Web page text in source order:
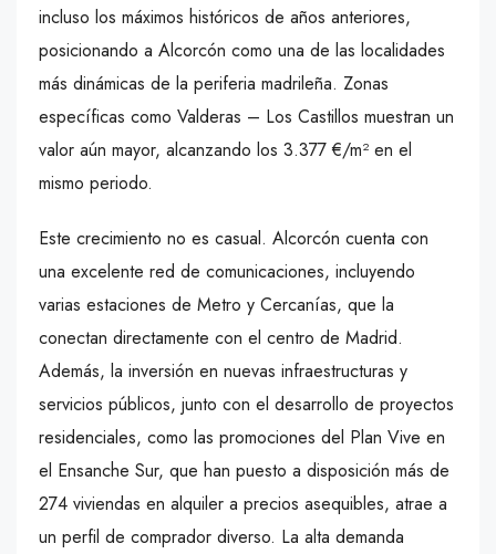
incluso los máximos históricos de años anteriores,
posicionando a Alcorcón como una de las localidades
más dinámicas de la periferia madrileña. Zonas
específicas como Valderas – Los Castillos muestran un
valor aún mayor, alcanzando los 3.377 €/m² en el
mismo periodo.
Este crecimiento no es casual. Alcorcón cuenta con
una excelente red de comunicaciones, incluyendo
varias estaciones de Metro y Cercanías, que la
conectan directamente con el centro de Madrid.
Además, la inversión en nuevas infraestructuras y
servicios públicos, junto con el desarrollo de proyectos
residenciales, como las promociones del Plan Vive en
el Ensanche Sur, que han puesto a disposición más de
274 viviendas en alquiler a precios asequibles, atrae a
un perfil de comprador diverso. La alta demanda